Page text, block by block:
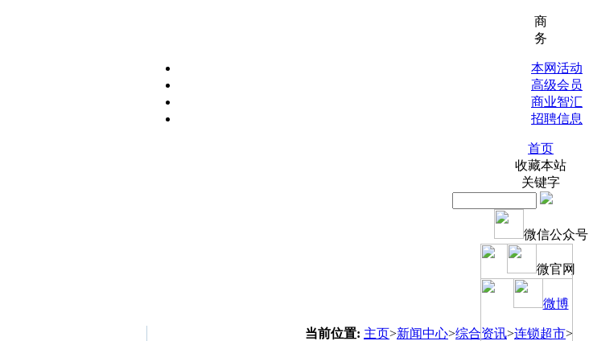
商
务
本网活动
高级会员
商业智汇
招聘信息
首页
收藏本站
关键字
微信公众号
微官网
微博
当前位置: 主页>新闻中心>综合资讯>连锁超市>